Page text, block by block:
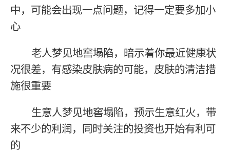
中，可能会出现一点问题，记得一定要多加小
心
老人梦见地窖塌陷，暗示着你最近健康状
况很差，有感染皮肤病的可能，皮肤的清洁措
施很重要
生意人梦见地窖塌陷，预示生意红火，带
来不少的利润，同时关注的投资也开始有利可
的